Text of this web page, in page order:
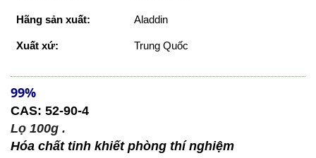
Hãng sản xuất: Aladdin
Xuất xứ: Trung Quốc
99%
CAS: 52-90-4
Lọ 100g .
Hóa chất tinh khiết phòng thí nghiệm